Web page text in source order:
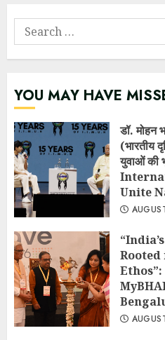
Search
for:
YOU MAY HAVE
डॉ. मोहन
(भारतीय
युवाओं की
Unite